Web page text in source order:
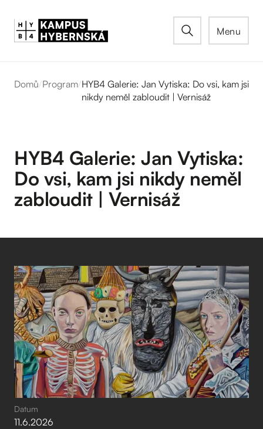
Menu
Domů/Program/HYB4 Galerie: Jan Vytiska: Do vsi, kam jsi
nikdy neměl zabloudit | Vernisáž
HYB4 Galerie: Jan Vytiska:
Do vsi, kam jsi nikdy neměl
zabloudit | Vernisáž
Datum
11.6.2026